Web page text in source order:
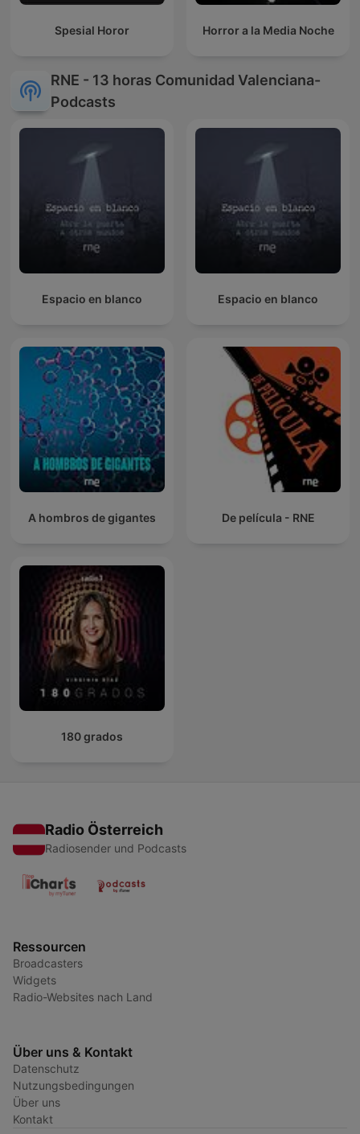
Spesial Horor Horror a la Media Noche
RNE - 13 horas Comunidad Valenciana-
Podcasts
Espacio en blanco Espacio en blanco
A hombros de gigantes De película - RNE
180 grados
Radio Österreich
Radiosender und Podcasts
Ressourcen
Broadcasters
Widgets
Radio-Websites nach Land
Über uns & Kontakt
Datenschutz
Nutzungsbedingungen
Über uns
Kontakt